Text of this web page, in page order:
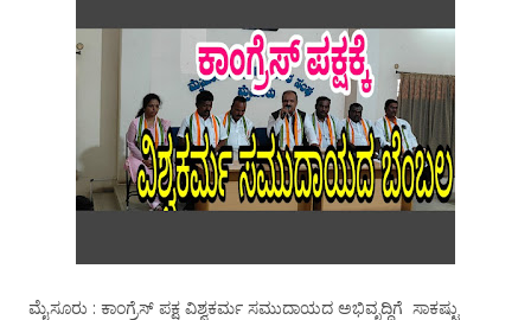
ಮೈಸೂರು : ಕಾಂಗ್ರೆಸ್ ಪಕ್ಷ ವಿಶ್ವಕರ್ಮ ಸಮುದಾಯದ ಅಭಿವೃದ್ಧಿಗೆ ಸಾಕಷ್ಟು